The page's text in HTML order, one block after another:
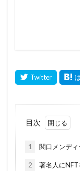
目次
1 関口メンデ
2 著名人に